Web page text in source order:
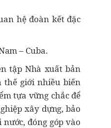
hệ đoàn kết đặc
– Cuba.
tập Nhà xuất bản
thế giới nhiều biến
tựa vững chắc để
xây dựng, bảo
đóng góp vào